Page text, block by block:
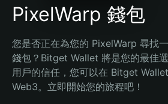
PixelWarp 錢包
您是否正在為您的 PixelWarp 尋找
錢包？Bitget Wallet 將是您的最佳
用戶的信任，您可以在 Bitget
Web3。立即開始您的旅程吧！